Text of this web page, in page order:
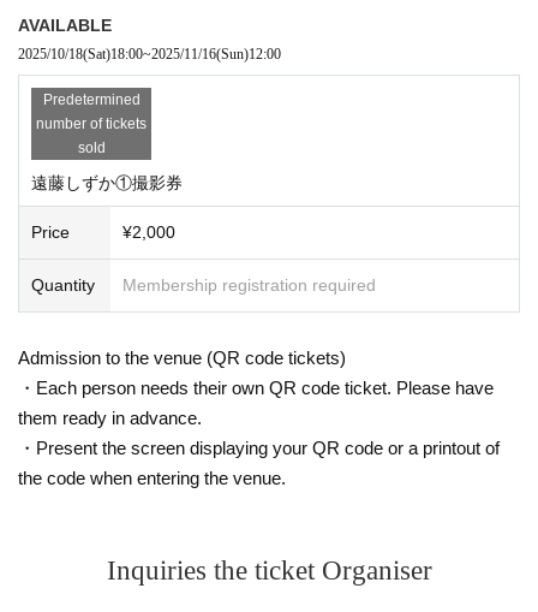
AVAILABLE
2025/10/18(Sat)18:00~2025/11/16(Sun)12:00
Predetermined
number of tickets
sold
遠藤しずか①撮影券
Price ¥2,000
Quantity Membership registration required
Admission to the venue (QR code tickets)
・Each person needs their own QR code ticket. Please have
them ready in advance.
・Present the screen displaying your QR code or a printout of
the code when entering the venue.
Inquiries the ticket Organiser